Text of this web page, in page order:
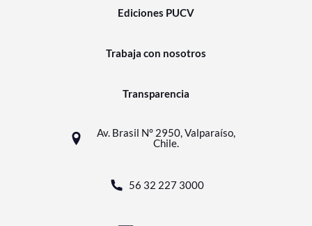
Ediciones PUCV
Trabaja con nosotros
Transparencia
Av. Brasil N° 2950, Valparaíso,
Chile.
56 32 227 3000